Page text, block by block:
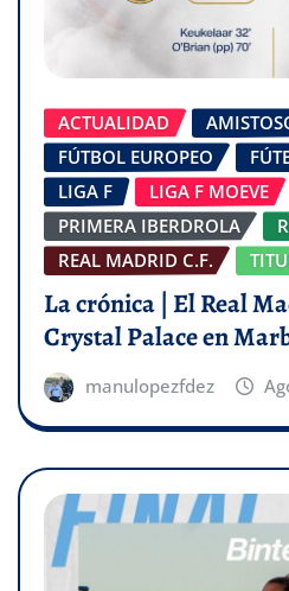
ACTUALIDAD
FÚTBOL EUROPEO
LIGA F
LIGA F MOEVE
PRIMERA IBERDROLA
REAL MADRID C.F.
La crónica | El Real
Crystal Palace en
manulopezfdez